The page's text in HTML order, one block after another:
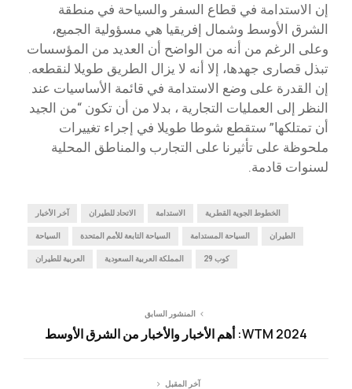
إن الاستدامة في قطاع السفر والسياحة في منطقة
الشرق الأوسط وشمال إفريقيا هي مسؤولية الجميع،
وعلى الرغم من أنه من الواضح أن العديد من المؤسسات
تبذل قصارى جهدها، إلا أنه لا يزال الطريق طويلا لنقطعه.
إن القدرة على وضع الاستدامة في قائمة الأساسيات عند
النظر إلى العمليات التجارية ، بدلا من أن تكون “من الجيد
أن تمتلكها” ستقطع شوطا طويلا في إجراء تغييرات
ملحوظة على تأثيرنا على التجارب والمناطق المحلية
لسنوات قادمة.
آخر الأخبار الاتحاد للطيران الاستدامة الخطوط الجوية القطرية
السياحة السياحة التابعة للأمم المتحدة السياحة المستدامة الطيران
العربية للطيران المملكة العربية السعودية كوب 29
المنشور السابق
WTM 2024: أهم الأخبار والأخبار من الشرق الأوسط
آخر المقبل